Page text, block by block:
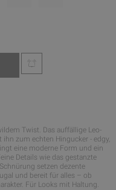
Twist. Das auffällige Leo-
zum echten Hingucker - edgy,
eine moderne Form und ein
Details wie das gestanzte
setzen dezente
und bereit für alles – ob
Für Looks mit Haltung.